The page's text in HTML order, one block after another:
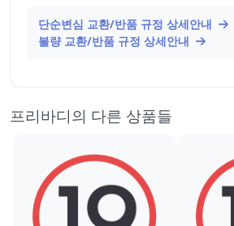
단순변심 교환/반품 규정 상세안내
불량 교환/반품 규정 상세안내
프리바디의 다른 상품들